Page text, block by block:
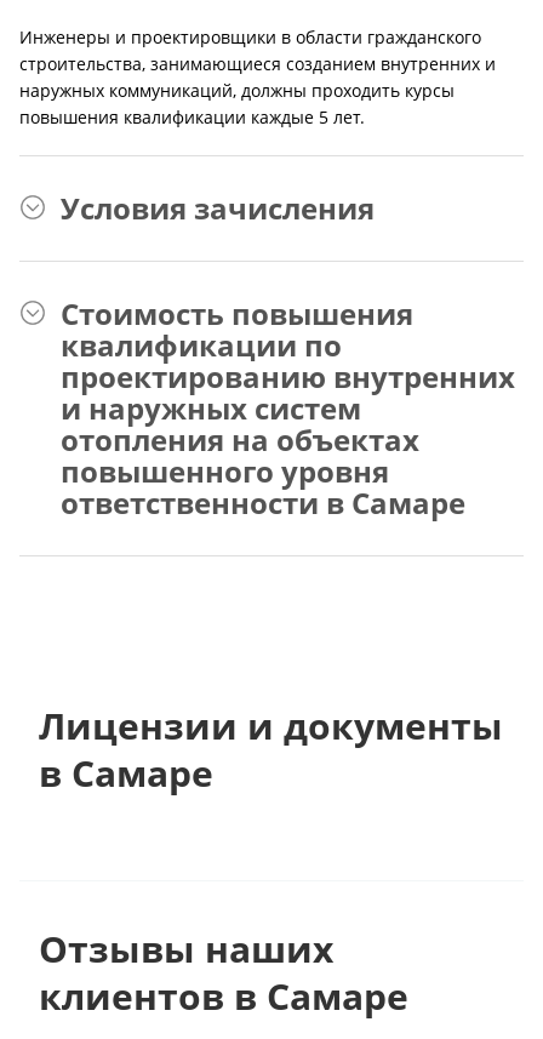
Инженеры и проектировщики в области гражданского
строительства, занимающиеся созданием внутренних и
наружных коммуникаций, должны проходить курсы
повышения квалификации каждые 5 лет.
Условия зачисления
Стоимость повышения
квалификации по
проектированию внутренних
и наружных систем
отопления на объектах
повышенного уровня
ответственности в Самаре
Лицензии и документы
в Самаре
Отзывы наших
клиентов в Самаре